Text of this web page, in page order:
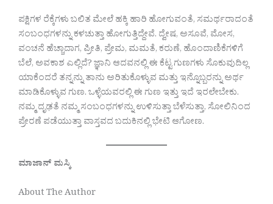
ಪಕ್ಷಿಗಳ ರೆಕ್ಕೆಗಳು ಬಲಿತ ಮೇಲೆ ಹಕ್ಕಿ ಹಾರಿ ಹೋಗುವಂತೆ, ಸಮರ್ಥರಾದಂತೆ
ಸಂಬಂಧಗಳನ್ನು ಕಳಚುತ್ತಾ ಹೋಗುತ್ತಿದ್ದೇವೆ. ದ್ವೇಷ, ಅಸೂವೆ, ಮೋಸ,
ವಂಚನೆ ಹೆಚ್ಚಾದಾಗ, ಪ್ರೀತಿ, ಪ್ರೇಮ, ಮಮತೆ, ಕರುಣೆ, ಹೊಂದಾಣಿಕೆಗಳಿಗೆ
ಬೆಲೆ, ಅವಕಾಶ ಎಲ್ಲಿದೆ? ಜ್ಞಾನಿ ಆದವನಲ್ಲಿ ಈ ಕೆಟ್ಟ ಗುಣಗಳು ಸೊಕುವುದಿಲ್ಲ
ಯಾಕೆಂದರೆ ತನ್ನನ್ನು ತಾನು ಅರಿತುಕೊಳ್ಳುವ ಮತ್ತು ಇನ್ನೊಬ್ಬರನ್ನು ಅರ್ಥ
ಮಾಡಿಕೊಳ್ಳುವ ಗುಣ. ಒಳ್ಳೆಯವರಲ್ಲಿ ಈ ಗುಣ ಇತ್ತು ಇದೆ ಇರಲೇಬೇಕು.
ನಮ್ಮ ದೃಢತೆ ನಮ್ಮ ಸಂಬಂಧಗಳನ್ನು ಉಳಿಸುತ್ತಾ ಬೆಳೆಸುತ್ತಾ, ಸೋಲಿನಿಂದ
ಪ್ರೇರಣೆ ಪಡೆಯುತ್ತಾ ವಾಸ್ತವದ ಬದುಕಿನಲ್ಲಿ ಭೇಟಿ ಆಗೋಣ.
ಮಾಜಾನ್ ಮಸ್ಕಿ
About The Author